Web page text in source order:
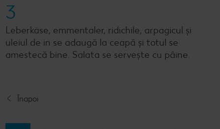
3
Leberkäse, emmentaler, ridichile, arpagicul și
uleiul de in se adaugă la ceapă și totul se
amestecă bine. Salata se servește cu pâine.
Înapoi